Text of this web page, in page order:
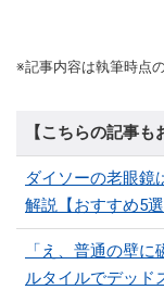
※記事内容は執筆時点
【こちらの記事も
ダイソーの老眼鏡
解説【おすすめ5選
「え、普通の壁
ルタイルでデッド